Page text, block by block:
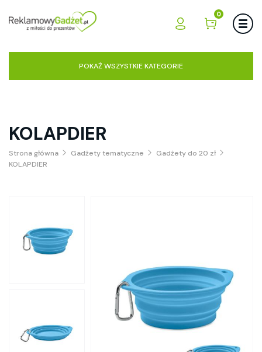
0
POKAŻ WSZYSTKIE KATEGORIE
KOLAPDIER
Strona główna Gadżety tematyczne
Gadżety do 20 zł
KOLAPDIER